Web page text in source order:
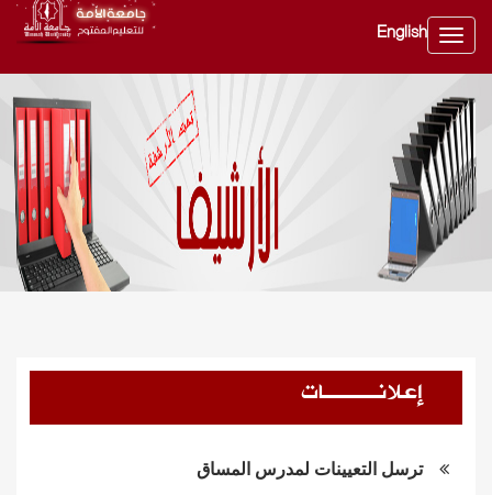
Toggle
English
إعلانــــات
ترسل التعيينات لمدرس المساق